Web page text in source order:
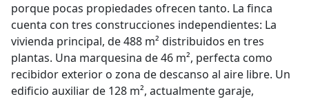
porque pocas propiedades ofrecen tanto. La finca
cuenta con tres construcciones independientes: La
vivienda principal, de 488 m² distribuidos en tres
plantas. Una marquesina de 46 m², perfecta como
recibidor exterior o zona de descanso al aire libre. Un
edificio auxiliar de 128 m², actualmente garaje,